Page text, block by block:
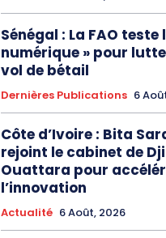
Sénégal : La FAO teste
numérique » pour
vol de bétail
Dernières Publications 6
Côte d’Ivoire : Bita
rejoint le cabinet de
Ouattara pour
l’innovation
Actualité 6 Août, 2026